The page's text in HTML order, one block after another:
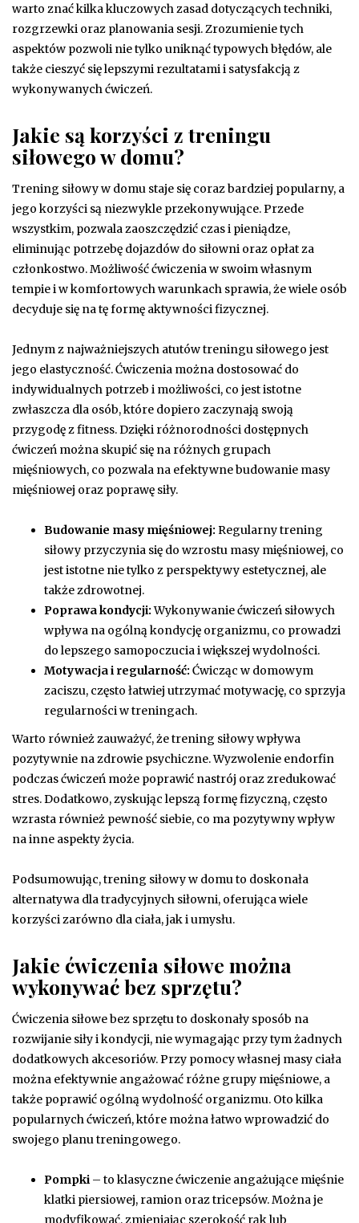
warto znać kilka kluczowych zasad dotyczących techniki,
rozgrzewki oraz planowania sesji. Zrozumienie tych
aspektów pozwoli nie tylko uniknąć typowych błędów, ale
także cieszyć się lepszymi rezultatami i satysfakcją z
wykonywanych ćwiczeń.
Jakie są korzyści z treningu
siłowego w domu?
Trening siłowy w domu staje się coraz bardziej popularny, a
jego korzyści są niezwykle przekonywujące. Przede
wszystkim, pozwala zaoszczędzić czas i pieniądze,
eliminując potrzebę dojazdów do siłowni oraz opłat za
członkostwo. Możliwość ćwiczenia w swoim własnym
tempie i w komfortowych warunkach sprawia, że wiele osób
decyduje się na tę formę aktywności fizycznej.
Jednym z najważniejszych atutów treningu siłowego jest
jego elastyczność. Ćwiczenia można dostosować do
indywidualnych potrzeb i możliwości, co jest istotne
zwłaszcza dla osób, które dopiero zaczynają swoją
przygodę z fitness. Dzięki różnorodności dostępnych
ćwiczeń można skupić się na różnych grupach
mięśniowych, co pozwala na efektywne budowanie masy
mięśniowej oraz poprawę siły.
Budowanie masy mięśniowej: Regularny trening
siłowy przyczynia się do wzrostu masy mięśniowej, co
jest istotne nie tylko z perspektywy estetycznej, ale
także zdrowotnej.
Poprawa kondycji:Wykonywanie ćwiczeń siłowych
wpływa na ogólną kondycję organizmu, co prowadzi
do lepszego samopoczucia i większej wydolności.
Motywacja i regularność: Ćwicząc w domowym
zaciszu, często łatwiej utrzymać motywację, co sprzyja
regularności w treningach.
Warto również zauważyć, że trening siłowy wpływa
pozytywnie na zdrowie psychiczne. Wyzwolenie endorfin
podczas ćwiczeń może poprawić nastrój oraz zredukować
stres. Dodatkowo, zyskując lepszą formę fizyczną, często
wzrasta również pewność siebie, co ma pozytywny wpływ
na inne aspekty życia.
Podsumowując, trening siłowy w domu to doskonała
alternatywa dla tradycyjnych siłowni, oferująca wiele
korzyści zarówno dla ciała, jak i umysłu.
Jakie ćwiczenia siłowe można
wykonywać bez sprzętu?
Ćwiczenia siłowe bez sprzętu to doskonały sposób na
rozwijanie siły i kondycji, nie wymagając przy tym żadnych
dodatkowych akcesoriów. Przy pomocy własnej masy ciała
można efektywnie angażować różne grupy mięśniowe, a
także poprawić ogólną wydolność organizmu. Oto kilka
popularnych ćwiczeń, które można łatwo wprowadzić do
swojego planu treningowego.
Pompki – to klasyczne ćwiczenie angażujące mięśnie
klatki piersiowej, ramion oraz tricepsów. Można je
modyfikować, zmieniając szerokość rąk lub